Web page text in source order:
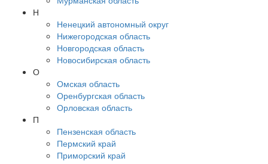
Н
Ненецкий автономный округ
Нижегородская область
Новгородская область
Новосибирская область
О
Омская область
Оренбургская область
Орловская область
П
Пензенская область
Пермский край
Приморский край